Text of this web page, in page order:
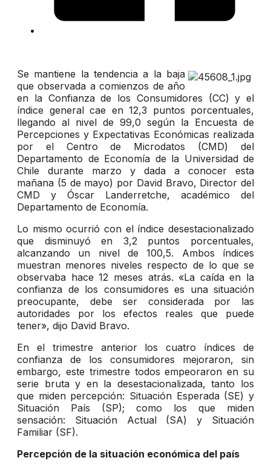
Se mantiene la tendencia a la baja
que observada a comienzos de año
en la Confianza de los Consumidores (CC) y el
índice general cae en 12,3 puntos porcentuales,
llegando al nivel de 99,0 según la Encuesta de
Percepciones y Expectativas Económicas realizada
por el Centro de Microdatos (CMD) del
Departamento de Economía de la Universidad de
Chile durante marzo y dada a conocer esta
mañana (5 de mayo) por David Bravo, Director del
CMD y Óscar Landerretche, académico del
Departamento de Economía.
Lo mismo ocurrió con el índice desestacionalizado
que disminuyó en 3,2 puntos porcentuales,
alcanzando un nivel de 100,5. Ambos índices
muestran menores niveles respecto de lo que se
observaba hace 12 meses atrás. «La caída en la
confianza de los consumidores es una situación
preocupante, debe ser considerada por las
autoridades por los efectos reales que puede
tener», dijo David Bravo.
En el trimestre anterior los cuatro índices de
confianza de los consumidores mejoraron, sin
embargo, este trimestre todos empeoraron en su
serie bruta y en la desestacionalizada, tanto los
que miden percepción: Situación Esperada (SE) y
Situación País (SP); como los que miden
sensación: Situación Actual (SA) y Situación
Familiar (SF).
Percepción de la situación económica del país